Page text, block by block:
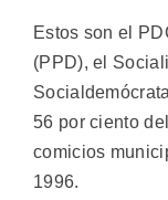
Estos son el
(PPD), el
56 por ciento
comicios
1996.